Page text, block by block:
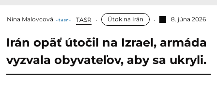
Nina Malovcová TASR Útok na Irán 8. júna 2026
Irán opäť útočil na Izrael, armáda
vyzvala obyvateľov, aby sa ukryli.